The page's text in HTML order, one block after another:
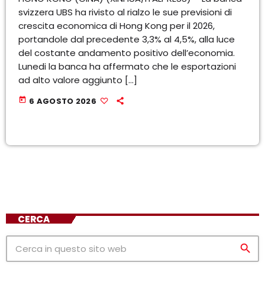
svizzera UBS ha rivisto al rialzo le sue previsioni di
crescita economica di Hong Kong per il 2026,
portandole dal precedente 3,3% al 4,5%, alla luce
del costante andamento positivo dell’economia.
Lunedi la banca ha affermato che le esportazioni
ad alto valore aggiunto […]
today 6 AGOSTO 2026
CERCA
search